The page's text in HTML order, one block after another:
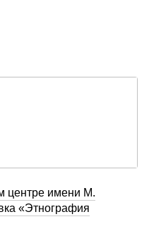
центре имени М.
«Этнография